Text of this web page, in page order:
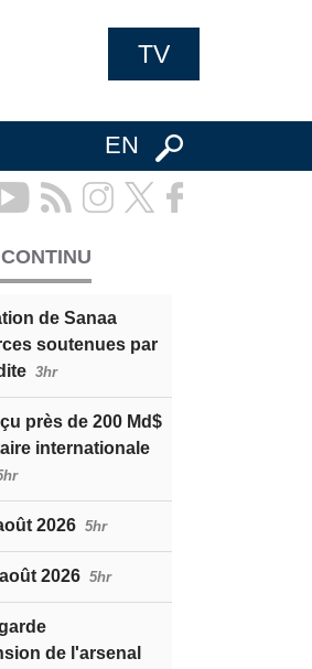
TV
EN
de Sanaa
soutenues par
3hr
près de 200 Md$
internationale
2026 5hr
2026 5hr
de l'arsenal